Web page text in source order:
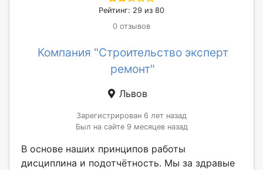
Рейтинг: 29 из 80
0 отзывов
Компания "Строительство эксперт
ремонт"
Львов
Зарегистрирован 6 лет назад
Был на сайте 9 месяцев назад
В основе наших принципов работы
дисциплина и подотчётность. Мы за здравые